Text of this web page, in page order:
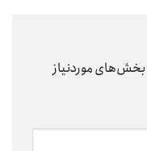
بخش‌های موردنیاز